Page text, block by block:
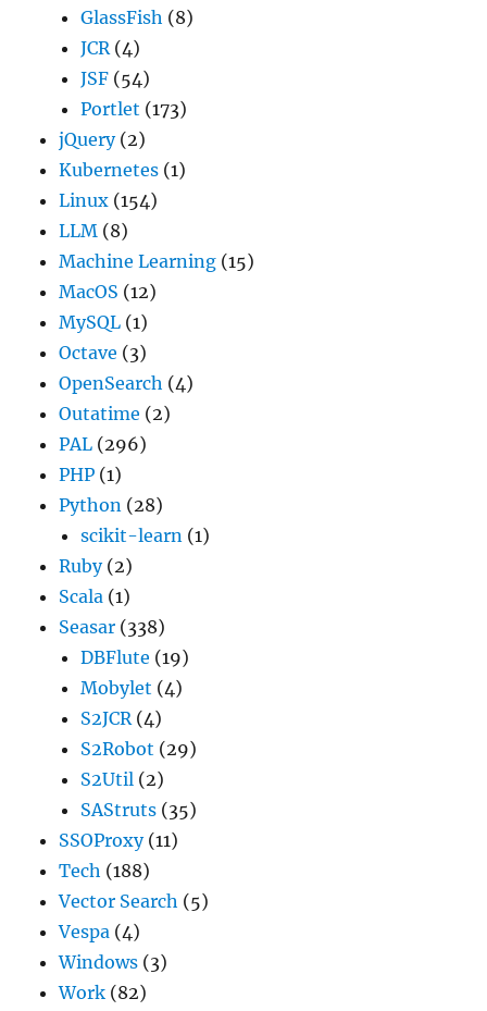
GlassFish (8)
JCR(4)
JSF (54)
Portlet (173)
jQuery(2)
Kubernetes (1)
Linux (154)
LLM (8)
Machine Learning (15)
MacOS (12)
MySQL (1)
Octave (3)
OpenSearch (4)
Outatime (2)
PAL (296)
PHP (1)
Python (28)
scikit-learn (1)
Ruby(2)
Scala (1)
Seasar (338)
DBFlute (19)
Mobylet (4)
S2JCR(4)
S2Robot (29)
S2Util (2)
SAStruts (35)
SSOProxy(11)
Tech (188)
Vector Search (5)
Vespa (4)
Windows (3)
Work (82)